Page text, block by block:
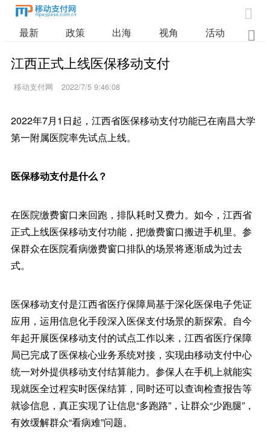

最新 政策 出海 视角 活动 业

江西正式上线医保移动支付
移动支付网 2022/7/5 9:46:08
2022年7月1日起，江西省医保移动支付功能已在南昌大学
第一附属医院率先试点上线。
医保移动支付是什么？
在医院缴费窗口来回跑，排队耗时又费力。如今，江西省
正式上线医保移动支付功能，把缴费窗口搬进手机里。参
保群众在医院看病缴费窗口排队的场景将逐渐成为过去
式。
医保移动支付是江西省医疗保障局基于深化医保电子凭证
应用，运用信息化手段深入医保支付场景的新探索。自今
年起开展医保移动支付的试点工作以来，江西省医疗保障
局已完成了医保核心业务系统对接，实现由移动支付中心
统一对外提供移动支付结算能力。参保人在手机上就能实
现就医全过程实时医保结算，同时还可以查询检查报告等
就诊信息，真正实现了让信息“多跑路”，让群众“少跑腿”，
有效缓解群众“看病难”问题。